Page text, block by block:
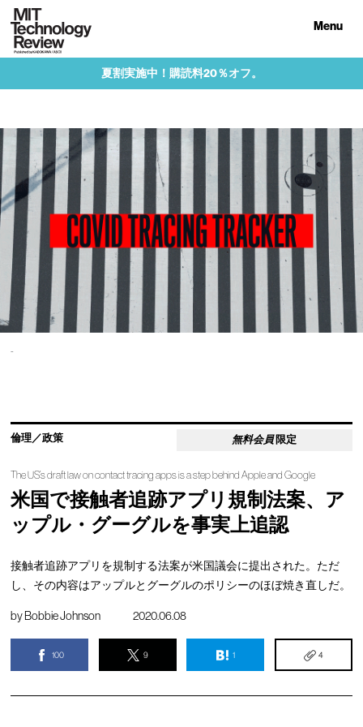
Menu
夏割実施中！購読料20％オフ。
-
倫理／政策 無料会員 限定
The US’s draft law on contact tracing apps is a step behind Apple and Google
米国で接触者追跡アプリ規制法案、ア
ップル・グーグルを事実上追認
接触者追跡アプリを規制する法案が米国議会に提出された。ただ
し、その内容はアップルとグーグルのポリシーのほぼ焼き直しだ。
byBobbie Johnson 2020.06.08
100 9 1 4